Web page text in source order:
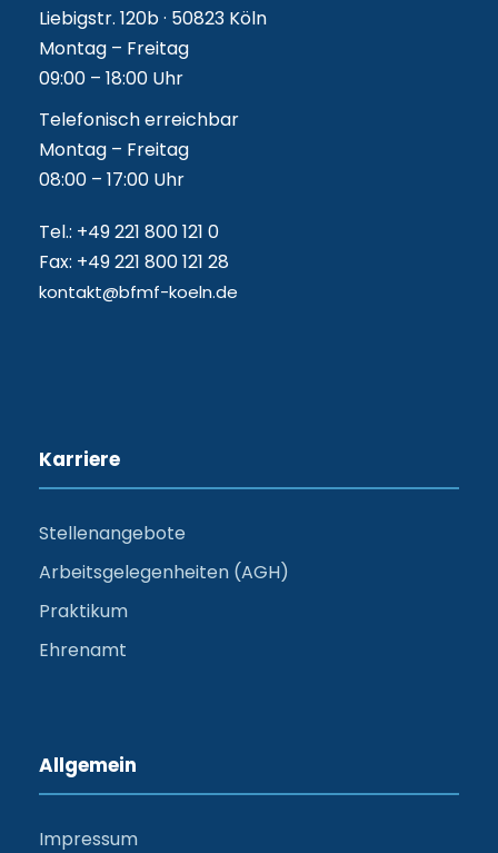
Liebigstr. 120b · 50823 Köln
Montag – Freitag
09:00 – 18:00 Uhr
Telefonisch erreichbar
Montag – Freitag
08:00 – 17:00 Uhr
Tel.: +49 221 800 121 0
Fax: +49 221 800 121 28
kontakt@bfmf-koeln.de
Karriere
Stellenangebote
Arbeitsgelegenheiten (AGH)
Praktikum
Ehrenamt
Allgemein
Impressum